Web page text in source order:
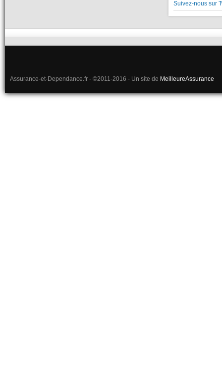
Suivez-nous sur
Assurance-et-Dependance.fr - ©2011-2016 - Un site de MeilleureAssurance